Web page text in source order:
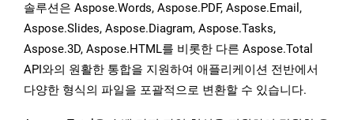
솔루션은 Aspose.Words, Aspose.PDF, Aspose.Email,
Aspose.Slides, Aspose.Diagram, Aspose.Tasks,
Aspose.3D, Aspose.HTML를 비롯한 다른 Aspose.Total
API와의 원활한 통합을 지원하여 애플리케이션 전반에서
다양한 형식의 파일을 포괄적으로 변환할 수 있습니다.